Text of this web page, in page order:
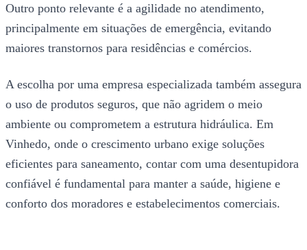
Outro ponto relevante é a agilidade no atendimento,
principalmente em situações de emergência, evitando
maiores transtornos para residências e comércios.
A escolha por uma empresa especializada também assegura
o uso de produtos seguros, que não agridem o meio
ambiente ou comprometem a estrutura hidráulica. Em
Vinhedo, onde o crescimento urbano exige soluções
eficientes para saneamento, contar com uma desentupidora
confiável é fundamental para manter a saúde, higiene e
conforto dos moradores e estabelecimentos comerciais.